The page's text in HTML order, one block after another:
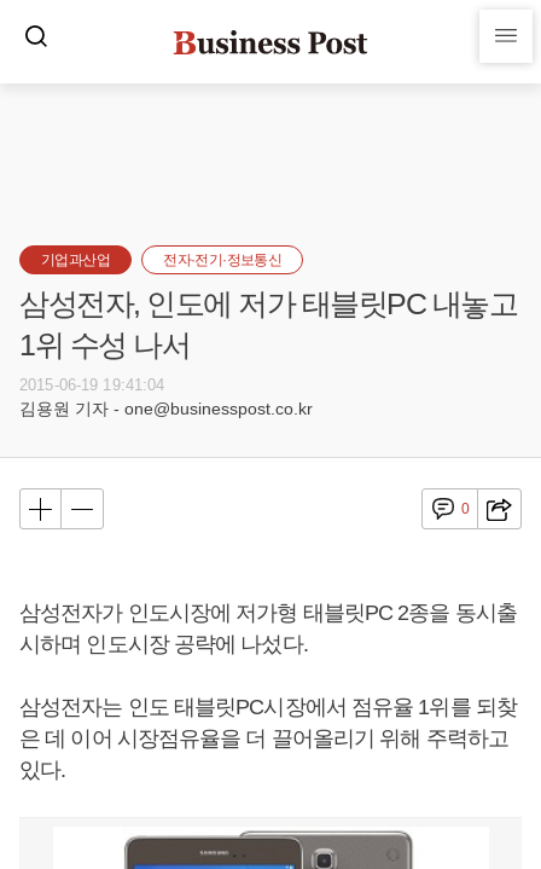
기업과산업 전자·전기·정보통신
삼성전자, 인도에 저가 태블릿PC 내놓고
1위 수성 나서
2015-06-19 19:41:04
김용원 기자 - one@businesspost.co.kr
0
삼성전자가 인도시장에 저가형 태블릿PC 2종을 동시출
시하며 인도시장 공략에 나섰다.
삼성전자는 인도 태블릿PC시장에서 점유율 1위를 되찾
은 데 이어 시장점유율을 더 끌어올리기 위해 주력하고
있다.